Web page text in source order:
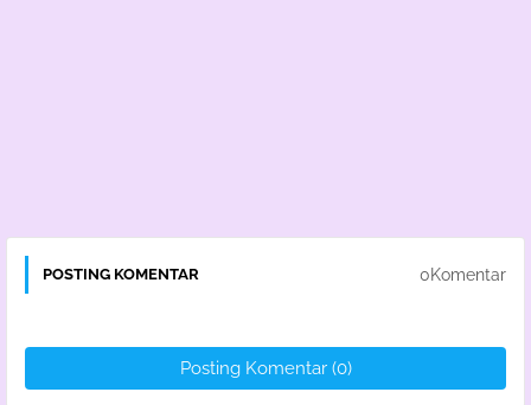
POSTING KOMENTAR 0Komentar
Posting Komentar (0)